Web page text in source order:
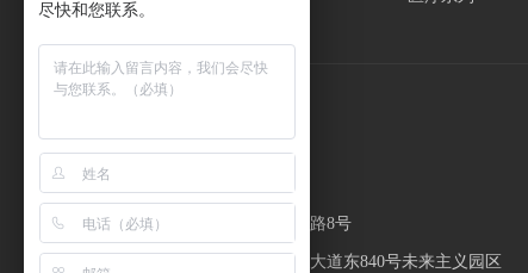
企业名称：广州钦点家具有限公司
广州合作生产基地：广州市花都区爱民路8号
佛山合作生产基地：佛山市高明区高明大道东840号未来主义园区
尽快和您联系。